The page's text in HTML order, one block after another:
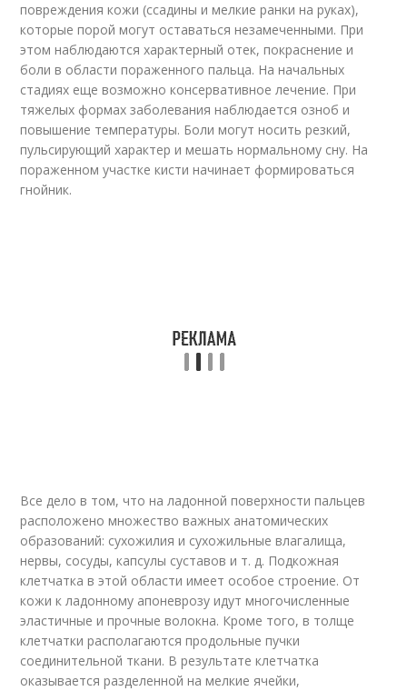
повреждения кожи (ссадины и мелкие ранки на руках),
которые порой могут оставаться незамеченными. При
этом наблюдаются характерный отек, покраснение и
боли в области пораженного пальца. На начальных
стадиях еще возможно консервативное лечение. При
тяжелых формах заболевания наблюдается озноб и
повышение температуры. Боли могут носить резкий,
пульсирующий характер и мешать нормальному сну. На
пораженном участке кисти начинает формироваться
гнойник.
Все дело в том, что на ладонной поверхности пальцев
расположено множество важных анатомических
образований: сухожилия и сухожильные влагалища,
нервы, сосуды, капсулы суставов и т. д. Подкожная
клетчатка в этой области имеет особое строение. От
кожи к ладонному апоневрозу идут многочисленные
эластичные и прочные волокна. Кроме того, в толще
клетчатки располагаются продольные пучки
соединительной ткани. В результате клетчатка
оказывается разделенной на мелкие ячейки,